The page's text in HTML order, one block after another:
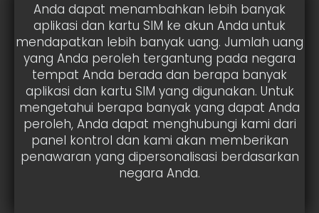
Anda dapat menambahkan lebih banyak
aplikasi dan kartu SIM ke akun Anda untuk
mendapatkan lebih banyak uang. Jumlah uang
yang Anda peroleh tergantung pada negara
tempat Anda berada dan berapa banyak
aplikasi dan kartu SIM yang digunakan. Untuk
mengetahui berapa banyak yang dapat Anda
peroleh, Anda dapat menghubungi kami dari
panel kontrol dan kami akan memberikan
penawaran yang dipersonalisasi berdasarkan
negara Anda.